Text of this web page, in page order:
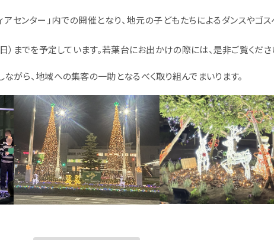
センター」内での開催となり、地元の子どもたちによるダンスやゴ
）までを予定しています。若葉台にお出かけの際には、是非ご覧くださ
がら、地域への集客の一助となるべく取り組んでまいります。